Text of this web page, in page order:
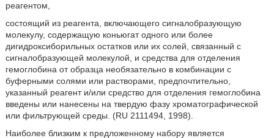
реагентом,
состоящий из реагента, включающего сигналобразующую
молекулу, содержащую коньюгат одного или более
дигидроксиборильных остатков или их солей, связанный с
сигналобразующей молекулой, и средства для отделения
гемоглобина от образца необязательно в комбинации с
буферными солями или растворами, предпочтительно,
указанный реагент и/или средство для отделения гемоглобина
введены или нанесены на твердую фазу хроматографической
или фильтрующей среды. (RU 2111494, 1998).
Наиболее близким к предложенному набору является